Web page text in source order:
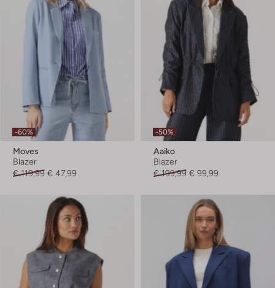
-60%
Moves
Blazer
€ 119,99 € 47,99
-50%
Aaiko
Blazer
€ 199,99 € 99,99